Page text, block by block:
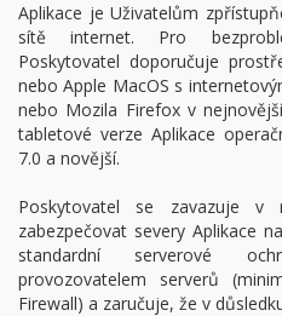
Aplikace je Uživatelům
sítě internet. Pro
Poskytovatel doporučuje
nebo Apple MacOS s
nebo Mozila Firefox v
tabletové verze Aplikace
7.0 a novější.
Poskytovatel se zavazuje v
zabezpečovat severy Aplikace
standardní serverové
provozovatelem serverů
Firewall) a zaručuje, že v